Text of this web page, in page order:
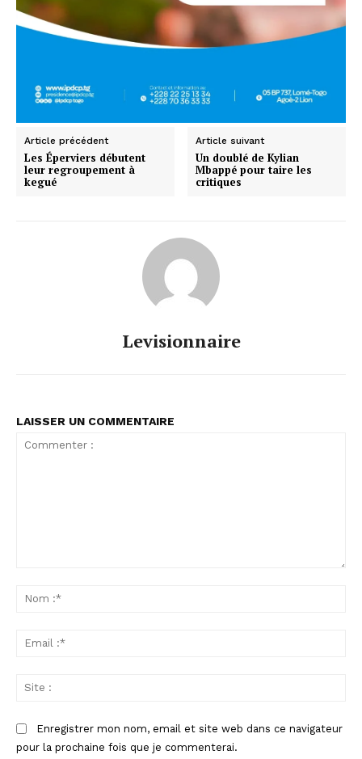
Article précédent
Les Éperviers débutent
leur regroupement à
kegué
Article suivant
Un doublé de Kylian
Mbappé pour taire les
critiques
Levisionnaire
LAISSER UN COMMENTAIRE
Enregistrer mon nom, email et site web dans ce navigateur
pour la prochaine fois que je commenterai.